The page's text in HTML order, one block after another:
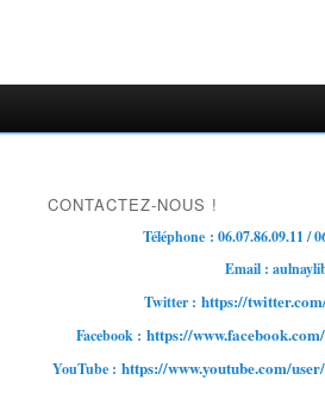
CONTACTEZ-NOUS !
Téléphone : 06.07.86.09.11 /
Email :
Twitter : https://
Facebook : https://
YouTube : https://www.youtube.com/